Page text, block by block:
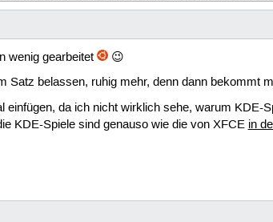
wenig gearbeitet
😉
Satz belassen, ruhig mehr, denn dann bekommt
da ich nicht wirklich sehe, warum
KDE-Spiele sind genauso wie die von XFCE in